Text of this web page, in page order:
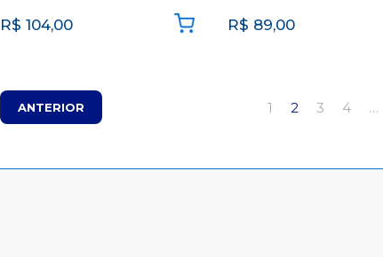
R$ 104,00 R$ 89,00
ANTERIOR 1 2 3 4 …